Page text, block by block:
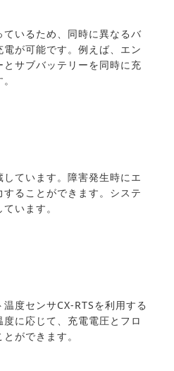
いるため、同時に異なるバ
が可能です。例えば、エン
サブバッテリーを同時に充
ています。障害発生時にエ
ることができます。システ
います。
度センサCX-RTSを利用する
に応じて、充電電圧とフロ
ができます。